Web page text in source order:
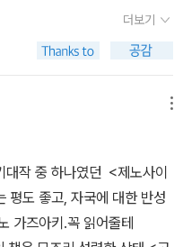
도 은근히 흠칫해지게 만들
좋은 작가입니다. 3. 덴도
아라타 선정에는 가족사냥 보
향을 끼친 바가 크지만, 그
울여 써낸다는 것 그 자체가
소리로 외치는 여러가지 사
이 절절하게 와 닿게 만드는
말도 쓰지 않았다. 아마도, 구
품에 안겨진 책이 되었음
서는 책 검색은 되지만 아직
사진까지 찍었더랬다. 처음
등록하기를 반복했는지, 신
읽기 시작했으니, 아직 초입
아름다운 신부. 과연 어떠한
거 원, 페이지수가 무려 64
력으로 몰입하려다 보니 같
유괴 사건을 다뤘다는 점에
올리게 합니다. 인간의 어두
는 좋아하지 않을 수 없습니
빛> : 사회파 미스터리로
기수에 그의 또다른 작품
쉽게도 선정되지 않았는데,
탄하지 않을 수 없었습니다.
히 짜맞춰져서 비극적인 사
후회와 진실의 빛>역시, 기
을 바라보면, 지금까지 인간
하고 무심코 깊은 생각에
기분,이라는 글이 담겨있는
쉽다. 그러고보니 요즘 다시
다. 무려 다섯권이 국내정식
서 또 궁금해진다. 비채출판
키 에세이 다섯권은 중복되
를 읽고나니 다섯권의 저 전
진상 고객들, 뭘까, 일본인들
요. 권리의식이 높아지는
행이 동반될 때의 이야기죠.
이 언젠가부터 엄청 늘어났
장하고 있다고 생각하니까
요. 일본인은 '민폐'에 민감한
라고, 조금씩 민폐를 끼친
우리 가족일 수 있고, 내 친구
어린아이를 죽인 살인자'로
더보기
작 중 하나였던 <제노사이
평도 좋고, 자국에 대한 반성
가즈아키.꼭 읽어줄테